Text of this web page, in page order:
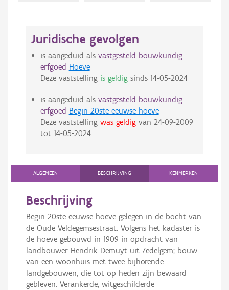
Juridische gevolgen
is aangeduid als vastgesteld bouwkundig
erfgoed Hoeve
Deze vaststelling is geldigsinds 14-05-2024
is aangeduid als vastgesteld bouwkundig
erfgoed Begin-20ste-eeuwse hoeve
Deze vaststelling was geldigvan 24-09-2009
tot 14-05-2024
ALGEMEEN BESCHRIJVING KENMERKEN
Beschrijving
Begin 20ste-eeuwse hoeve gelegen in de bocht van
de Oude Veldegemsestraat. Volgens het kadaster is
de hoeve gebouwd in 1909 in opdracht van
landbouwer Hendrik Demuyt uit Zedelgem; bouw
van een woonhuis met twee bijhorende
landgebouwen, die tot op heden zijn bewaard
gebleven. Verankerde, witgeschilderde